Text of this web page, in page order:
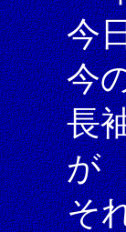
今
今
長
が
そ